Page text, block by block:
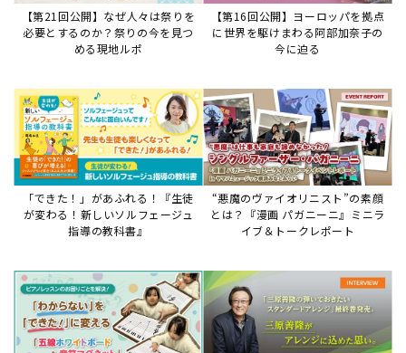
ード活用術
サイトからのお知らせ
ータについて
2026年7月27日
本件は、ディスクラビアをヤマハミュージックデー